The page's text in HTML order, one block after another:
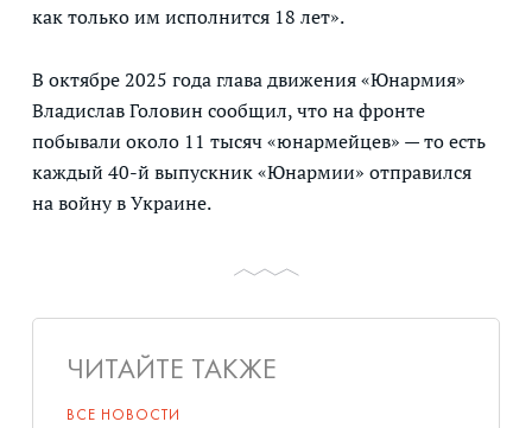
как только им исполнится 18 лет».
В октябре 2025 года глава движения «Юнармия»
Владислав Головин сообщил, что на фронте
побывали около 11 тысяч «юнармейцев» — то есть
каждый 40-й выпускник «Юнармии» отправился
на войну в Украине.
ЧИТАЙТЕ ТАКЖЕ
ВСЕ НОВОСТИ